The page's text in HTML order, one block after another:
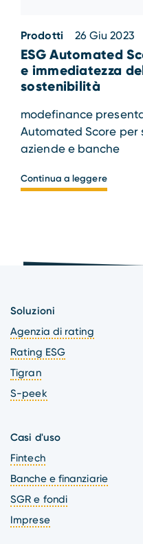
Prodotti 26 Giu 2023
ESG Automated
e immediatezza
sostenibilità
modefinance
Automated Score per
aziende e banche
Continua a leggere
Soluzioni
Agenzia di rating
Rating ESG
Tigran
S-peek
Casi d'uso
Fintech
Banche e finanziarie
SGR e fondi
Imprese